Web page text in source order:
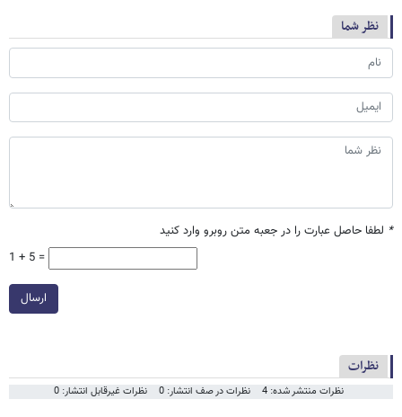
نظر شما
* لطفا حاصل عبارت را در جعبه متن روبرو وارد کنید
1 + 5 =
ارسال
نظرات
نظرات منتشر شده: 4 نظرات در صف انتشار: 0 نظرات غیرقابل انتشار: 0